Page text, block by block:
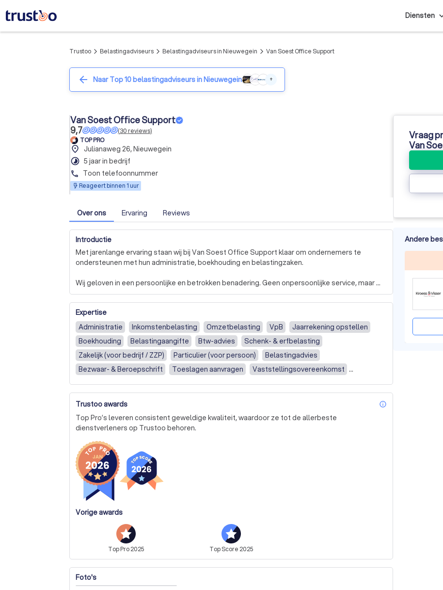
Diensten
Trustoo arrow_forward_ios Belastingadviseurs arrow_forward_ios Belastingadviseurs in Nieuwegein arrow_forward_ios Van Soest Office Support
arrow_back Naar Top 10 belastingadviseurs in Nieuwegein +
Van Soest Office Support
9,7
(30reviews)
TOP PRO
place Julianaweg 26, Nieuwegein
timelapse 5 jaar in bedrijf
phone Toon telefoonnummer
Reageert binnen 1 uur
Over ons Ervaring Reviews
Introductie
Met jarenlange ervaring staan wij bij Van Soest Office Support klaar om ondernemers te
ondersteunen met hun administratie, boekhouding en belastingzaken.
Wij geloven in een persoonlijke en betrokken benadering. Geen onpersoonlijke service, maar
écht contact en ondersteuning op maat.
Een overzichtelijke administratie vormt de basis van een succesvolle onderneming. Het geeft u
grip op uw financiële situatie en helpt u om gericht te groeien.
U kunt bij ons kiezen: zelf online uw administratie bijhouden of alles uit handen geven. Wij
bieden gebruiksvriendelijke online boekhoudmogelijkheden én deskundige ondersteuning.
Lever simpelweg de benodigde stukken aan, dan zorgen wij dat uw administratie correct en
tijdig verwerkt wordt.
Heeft u vragen of wilt u weten wat wij voor uw bedrijf kunnen betekenen? Neem gerust en
geheel vrijblijvend contact met ons op. Wij helpen u graag verder.
Expertise
Administratie
Inkomstenbelasting Omzetbelasting VpB
Jaarrekening opstellen
Boekhouding
Belastingaangifte Btw-advies
Schenk- & erfbelasting
Zakelijk (voor bedrijf / ZZP)
Particulier (voor persoon)
Belastingadvies
Bezwaar- & Beroepschrift
Toeslagen aanvragen
Vaststellingsovereenkomst
Alimentatieberekeningen
Ouderschapsplan
Volledige boekhouding
Digitaal contact (online / telefonisch)
Trustoo awards
Top Pro’s leveren consistent geweldige kwaliteit, waardoor ze tot de allerbeste
dienstverleners op Trustoo behoren.
Vorige awards
TopPro2025 TopScore 2025
Foto's
Vraag
Van
Andere